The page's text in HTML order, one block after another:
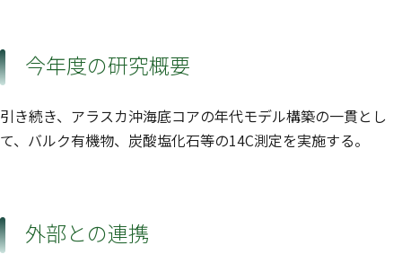
今年度の研究概要
引き続き、アラスカ沖海底コアの年代モデル構築の一貫とし
て、バルク有機物、炭酸塩化石等の14C測定を実施する。
外部との連携